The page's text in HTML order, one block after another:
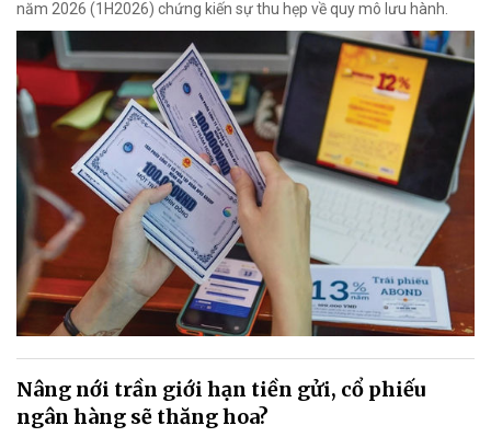
năm 2026 (1H2026) chứng kiến sự thu hẹp về quy mô lưu hành.
Nâng nới trần giới hạn tiền gửi, cổ phiếu
ngân hàng sẽ thăng hoa?